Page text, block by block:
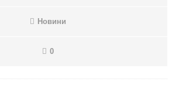
Новини
0